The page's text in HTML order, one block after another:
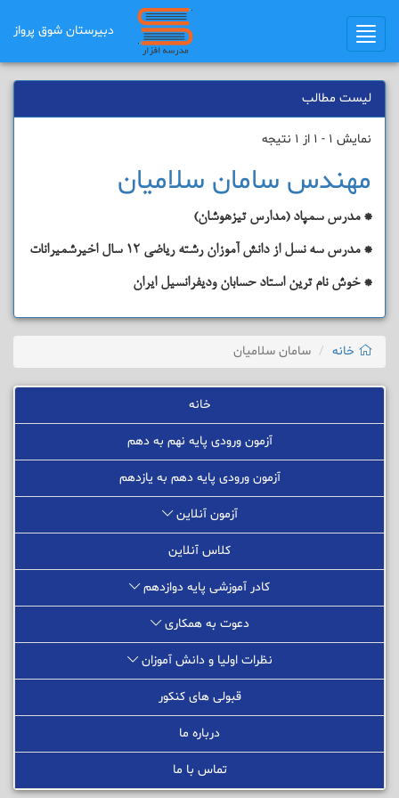
Toggle
navigation
دبیرستان شوق ﭘرواز
لیست مطالب
نمایش 1 - 1 از 1 نتیجه
مهندس سامان سلامیان
* مدرس سمپاد (مدارس تیزهوشان)
* مدرس سه نسل از دانش آموزان رشته ریاضی 12 سال اخیرشمیرانات
* خوش نام ترین استاد حسابان ودیفرانسیل ایران
خانه سامان سلامیان
خانه
آزمون ورودی پایه نهم به دهم
آزمون ورودی پایه دهم به یازدهم
آزمون آنلاین
کلاس آنلاین
کادر آموزشی پایه دوازدهم
دعوت به همکاری
نظرات اولیا و دانش آموزان
قبولی های کنکور
درباره ما
تماس با ما